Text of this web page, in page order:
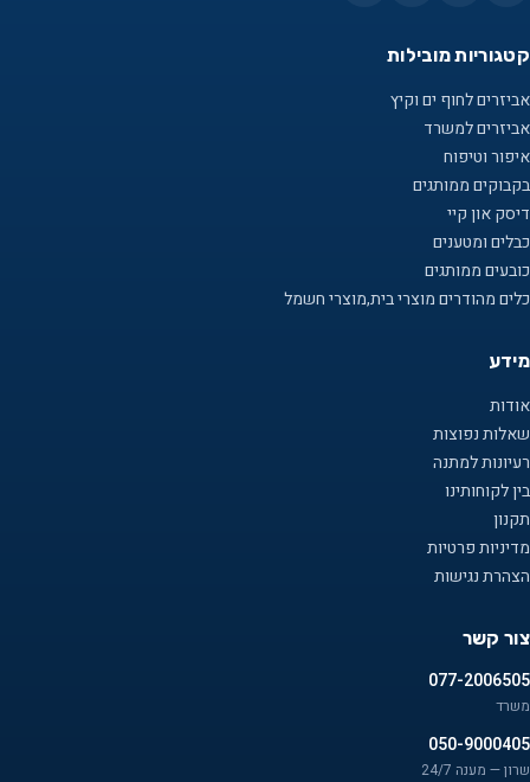
קטגוריות מובילות
אביזרים לחוף ים וקיץ
אביזרים למשרד
איפור וטיפוח
בקבוקים ממותגים
דיסק און קיי
כבלים ומטענים
כובעים ממותגים
כלים מהודרים מוצרי בית,מוצרי חשמל
מידע
אודות
שאלות נפוצות
רעיונות למתנה
בין לקוחותינו
תקנון
מדיניות פרטיות
הצהרת נגישות
צור קשר
077-2006505
משרד
050-9000405
שרון — מענה 24/7